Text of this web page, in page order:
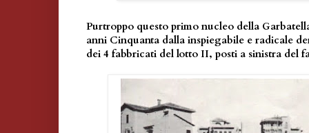
Purtroppo questo primo nucleo della
anni Cinquanta dalla inspiegabile e radicale
dei 4 fabbricati del lotto II, posti a sinistra del